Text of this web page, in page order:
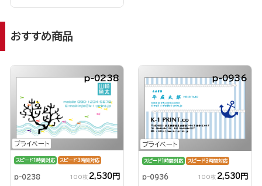
おすすめ商品
プライベート
p-0238
スピード1時間対応 スピード3時間対応
p-0238 100枚 2,530円
プライベート
p-0936
スピード1時間対応 スピード3時間対応
p-0936 100枚 2,530円